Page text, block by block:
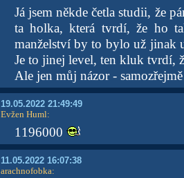
Já jsem někde četla studii, že
ta holka, která tvrdí, že ho
manželství by to bylo už jinak
Je to jinej level, ten kluk tvrdí,
Ale jen můj názor -
19.05.2022 21:49:49
Evžen Huml:
1196000
11.05.2022 16:07:38
arachnofobka: